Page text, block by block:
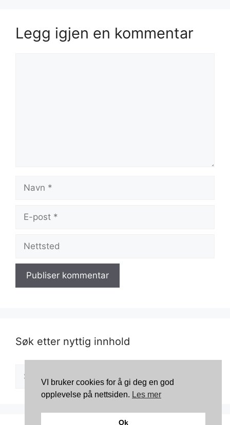
Legg igjen en kommentar
post
Søk etter nyttig innhold
VI bruker cookies for å gi deg en god
opplevelse på nettsiden. Les mer
Ok